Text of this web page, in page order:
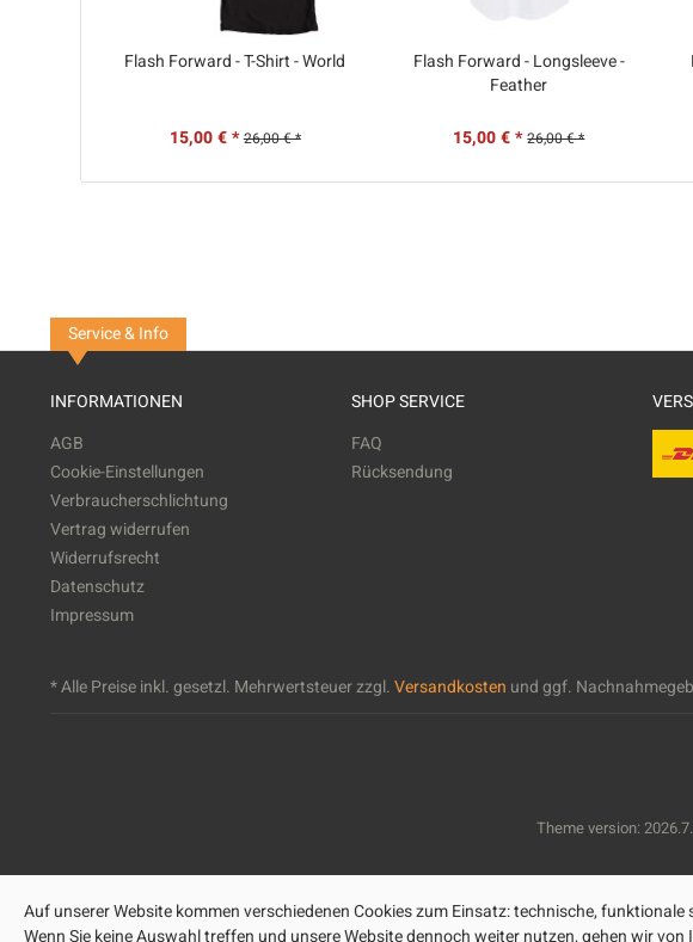
Flash Forward - T-Shirt - World
15,00 € * 26,00 € *
Flash Forward - Longsleeve -
Feather
15,00 € * 26,00 € *
Service & Info
INFORMATIONEN
AGB
Cookie-Einstellungen
Verbraucherschlichtung
Vertrag widerrufen
Widerrufsrecht
Datenschutz
Impressum
SHOP SERVICE
FAQ
Rücksendung
* Alle Preise inkl. gesetzl. Mehrwertsteuer zzgl.Versandkosten und ggf.
Theme version:
Auf unserer Website kommen verschiedenen Cookies zum Einsatz: technische,
Wenn Sie keine Auswahl treffen und unsere Website dennoch weiter nutzen, gehen wir